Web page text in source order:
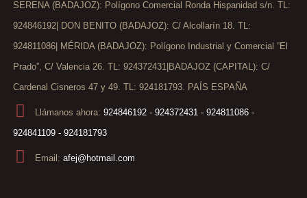
SERENA (BADAJOZ): Polígono Comercial Ronda Hispanidad s/n. TL:
924846192| DON BENITO (BADAJOZ): C/ Alcollarín 18. TL:
924811086| MÉRIDA (BADAJOZ): Polígono Industrial y Comercial “El
Prado”, C/ Valencia 26. TL: 924372431|BADAJOZ (CAPITAL): C/
Cardenal Cisneros 47 y 49. TL: 924181793. PAÍS ESPAÑA
Llámanos ahora: 924846192 - 924372431 - 924811086 -
924841109 - 924181793
Email: afej@hotmail.com